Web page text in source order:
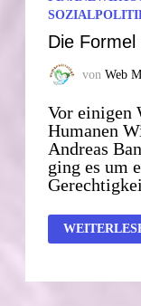
Die
vonWeb
Vor einigen
Humanen
Andreas
ging es um
DIE
FORMEL